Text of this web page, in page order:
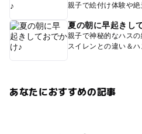
親子で絵付け体験や絶
夏の朝に早起きし
親子で神秘的なハスの
スイレンとの違い＆
あなたにおすすめの記事